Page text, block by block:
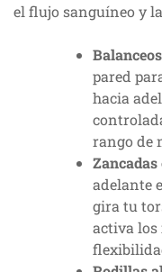
el flujo sanguíneo y
pared
hacia
rango de
adelante
gira tu
activa los